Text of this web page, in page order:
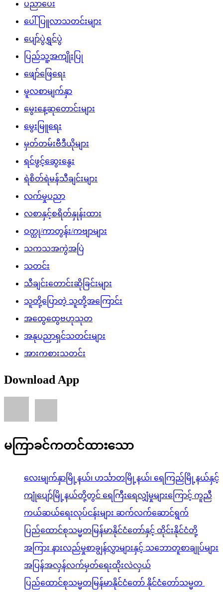
ပညာပေး
ပေါ်ပြူလာသတင်းများ
ပျော်ပွဲရွှင်ပွဲ
ပြည်သူ့အကျိုးပြု
ဖျော်ဖြေရေး
မူလစာမျက်နှာ
မွေးနေ့ဆုတောင်းများ
မွေးမြူရေး
မှတ်တမ်းဗီဒီယိုများ
ရင်ဖွင့်ဆွေးနွေး
ရဲစိတ်ရဲမန်သီချင်းများ
လက်မှုပညာ
လစာနှင့်စရိတ်နှုန်းထား
ဝတ္ထု/ကာတွန်း/ကဗျာများ
သကသအကွဲအပြဲ
သတင်း
သီချင်းတောင်းဆိုခြင်းများ
သူတို့ပြောတဲ့ သူတို့အကြောင်း
အထွေထွေဗဟုသုတ
အနုပညာရှင်သတင်းများ
အားကစားသတင်း
Download App
မကြာခင်ကတင်ထားသော
လေးမျက်နှာမြို့နယ်၊ ဟင်္သာတမြို့နယ်၊ ရေကြည်မြို့နယ်နှင့်
ကျုံပျော်မြို့နယ်တို့တွင် ရေကြီးရေလျှံမှုများကြောင့် ကူညီ
ကယ်ဆယ်ရေးလုပ်ငန်းများ ဆက်လက်ဆောင်ရွက်
ပြည်ထောင်စုသမ္မတမြန်မာနိုင်ငံတော်နှင့် ထိုင်းနိုင်ငံတို့
အကြား နားလည်မှုစာချွန်လွှာများနှင့် သဘောတူစာချုပ်များ
အပြန်အလှန်လက်မှတ်ရေးထိုးလဲလှယ်
ပြည်ထောင်စုသမ္မတမြန်မာနိုင်ငံတော် နိုင်ငံတော်သမ္မတ